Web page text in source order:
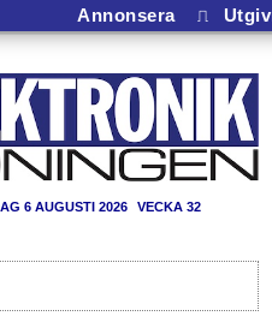
Annonsera ⎍
6 AUGUSTI 2026 VECKA 32